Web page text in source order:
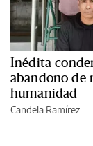
Inédita
abandono de
humanidad
Candela Ramírez